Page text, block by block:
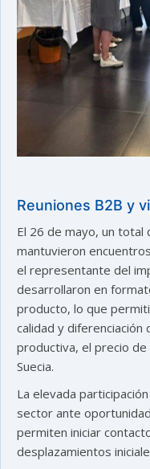
Reuniones B2B y
El 26 de mayo, un
mantuvieron
el representante del
desarrollaron en
producto, lo que
calidad y diferenciación
productiva, el precio de
Suecia.
La elevada
sector ante
permiten iniciar
desplazamientos